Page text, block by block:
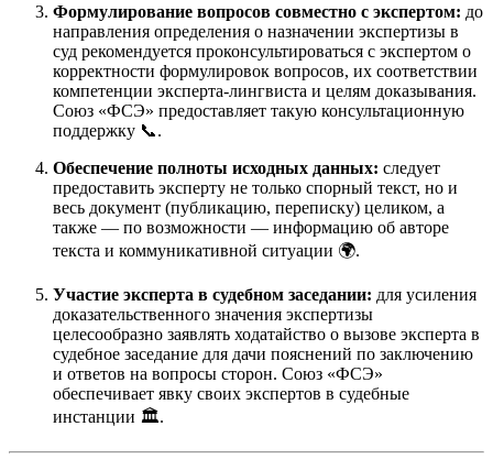
Формулирование вопросов совместно с экспертом: до
направления определения о назначении экспертизы в
суд рекомендуется проконсультироваться с экспертом о
корректности формулировок вопросов, их соответствии
компетенции эксперта-лингвиста и целям доказывания.
Союз «ФСЭ» предоставляет такую консультационную
поддержку 📞.
Обеспечение полноты исходных данных: следует
предоставить эксперту не только спорный текст, но и
весь документ (публикацию, переписку) целиком, а
также — по возможности — информацию об авторе
текста и коммуникативной ситуации 🌍.
Участие эксперта в судебном заседании: для усиления
доказательственного значения экспертизы
целесообразно заявлять ходатайство о вызове эксперта в
судебное заседание для дачи пояснений по заключению
и ответов на вопросы сторон. Союз «ФСЭ»
обеспечивает явку своих экспертов в судебные
инстанции 🏛️.